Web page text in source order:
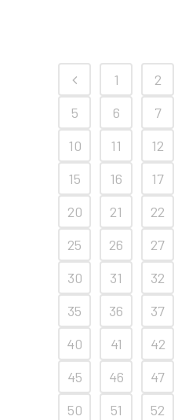
1 2
5
6 7
10
11 12
15
16 17
20
21 22
25
26 27
30
31 32
35
36 37
40
41 42
45
46 47
50
51 52